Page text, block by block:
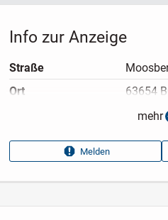
Info zur Anzeige
Straße
Ort
63654
Anzeigen­datum
Anzeigen­kennung
Aufrufe dieser
95
mehr
Melden